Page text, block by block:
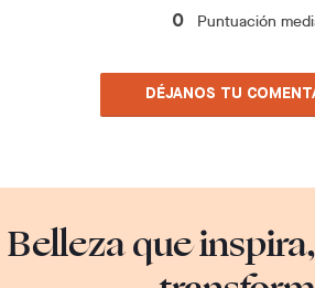
0 Puntuación
DÉJANOS TU
Belleza que